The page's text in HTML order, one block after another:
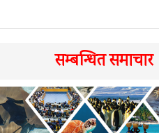
सम्बन्धित समाचार